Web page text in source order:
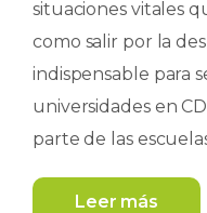
situaciones vitales
como salir por la
indispensable para
universidades en
parte de las
Leer más